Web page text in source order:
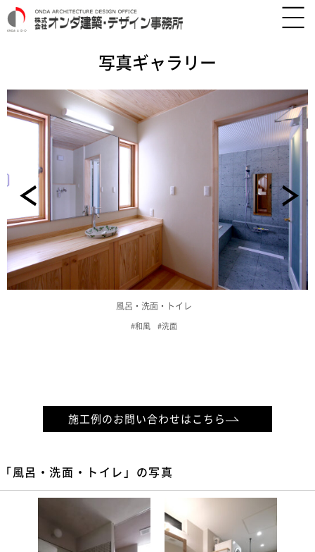
写真ギャラリー
風呂・洗面・トイレ
#和風 #洗面
施工例のお問い合わせはこちら
「風呂・洗面・トイレ」の写真